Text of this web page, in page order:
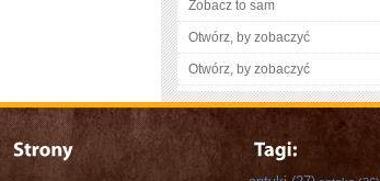
Zobacz to sam
Otwórz, by zobaczyć
Otwórz, by zobaczyć